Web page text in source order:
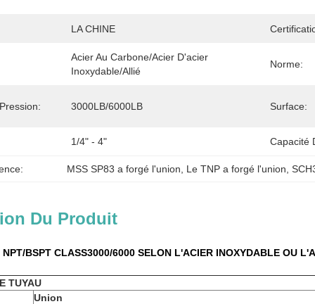
LA CHINE
Acier Au Carbone/acier D'acier
Inoxydable/allié
Norme:
3000LB/6000LB Surface:
1/4" - 4" Capacité
MSS SP83 a forgé l'union Le TNP a forgé l'union ,
Du Produit
NPT/BSPT CLASS3000/6000 SELON L'ACIER INOXYDABLE OU
TUYAU
Union